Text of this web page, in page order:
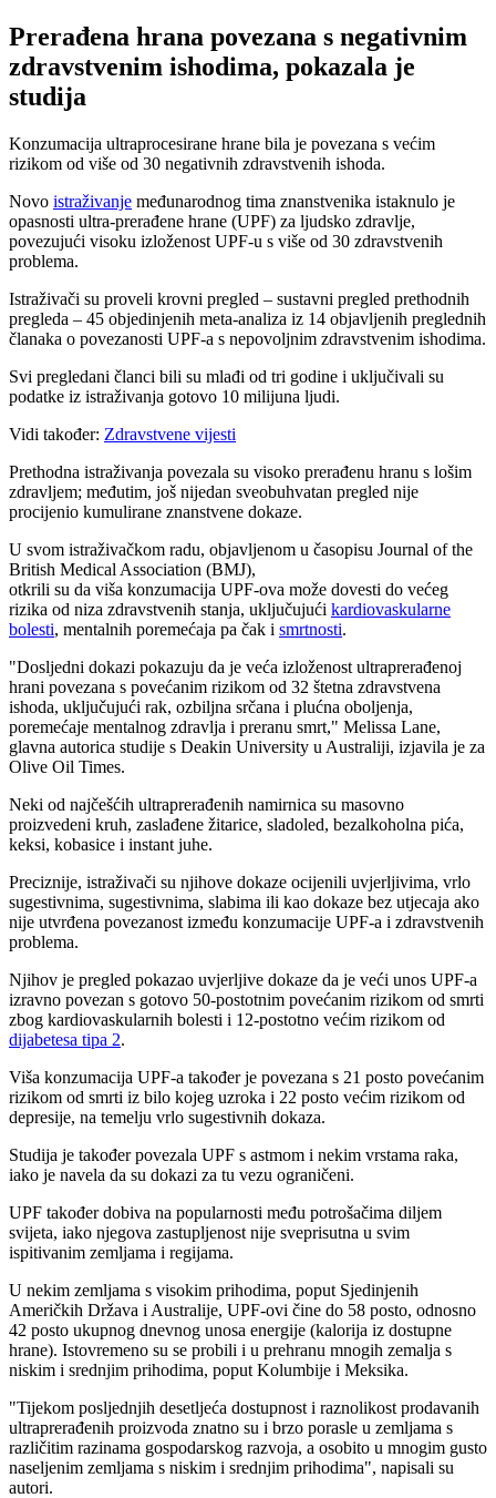
Prerađena hrana povezana s negativnim
zdravstvenim ishodima, pokazala je
studija
Konzumacija ultraprocesirane hrane bila je povezana s većim
rizikom od više od 30 negativnih zdravstvenih ishoda.
Novo istraživanje međunarodnog tima znanstvenika istaknulo je
opasnosti ultra-prerađene hrane (UPF) za ljudsko zdravlje,
povezujući visoku izloženost UPF-u s više od 30 zdravstvenih
problema.
Istraživači su proveli krovni pregled – sustavni pregled prethodnih
pregleda – 45 objedinjenih meta-analiza iz 14 objavljenih preglednih
članaka o povezanosti UPF-a s nepovoljnim zdravstvenim ishodima.
Svi pregledani članci bili su mlađi od tri godine i uključivali su
podatke iz istraživanja gotovo 10 milijuna ljudi.
Vidi također: Zdravstvene vijesti
Prethodna istraživanja povezala su visoko prerađenu hranu s lošim
zdravljem; međutim, još nijedan sveobuhvatan pregled nije
procijenio kumulirane znanstvene dokaze.
U svom istraživačkom radu, objavljenom u časopisu Journal of the
British Medical Association (BMJ),
otkrili su da viša konzumacija UPF-ova može dovesti do većeg
rizika od niza zdravstvenih stanja, uključujući kardiovaskularne
bolesti, mentalnih poremećaja pa čak i smrtnosti.
"Dosljedni dokazi pokazuju da je veća izloženost ultraprerađenoj
hrani povezana s povećanim rizikom od 32 štetna zdravstvena
ishoda, uključujući rak, ozbiljna srčana i plućna oboljenja,
poremećaje mentalnog zdravlja i preranu smrt," Melissa Lane,
glavna autorica studije s Deakin University u Australiji, izjavila je za
Olive Oil Times.
Neki od najčešćih ultraprerađenih namirnica su masovno
proizvedeni kruh, zaslađene žitarice, sladoled, bezalkoholna pića,
keksi, kobasice i instant juhe.
Preciznije, istraživači su njihove dokaze ocijenili uvjerljivima, vrlo
sugestivnima, sugestivnima, slabima ili kao dokaze bez utjecaja ako
nije utvrđena povezanost između konzumacije UPF-a i zdravstvenih
problema.
Njihov je pregled pokazao uvjerljive dokaze da je veći unos UPF-a
izravno povezan s gotovo 50-postotnim povećanim rizikom od smrti
zbog kardiovaskularnih bolesti i 12-postotno većim rizikom od
dijabetesa tipa 2.
Viša konzumacija UPF-a također je povezana s 21 posto povećanim
rizikom od smrti iz bilo kojeg uzroka i 22 posto većim rizikom od
depresije, na temelju vrlo sugestivnih dokaza.
Studija je također povezala UPF s astmom i nekim vrstama raka,
iako je navela da su dokazi za tu vezu ograničeni.
UPF također dobiva na popularnosti među potrošačima diljem
svijeta, iako njegova zastupljenost nije sveprisutna u svim
ispitivanim zemljama i regijama.
U nekim zemljama s visokim prihodima, poput Sjedinjenih
Američkih Država i Australije, UPF-ovi čine do 58 posto, odnosno
42 posto ukupnog dnevnog unosa energije (kalorija iz dostupne
hrane). Istovremeno su se probili i u prehranu mnogih zemalja s
niskim i srednjim prihodima, poput Kolumbije i Meksika.
"Tijekom posljednjih desetljeća dostupnost i raznolikost prodavanih
ultraprerađenih proizvoda znatno su i brzo porasle u zemljama s
različitim razinama gospodarskog razvoja, a osobito u mnogim gusto
naseljenim zemljama s niskim i srednjim prihodima", napisali su
autori.